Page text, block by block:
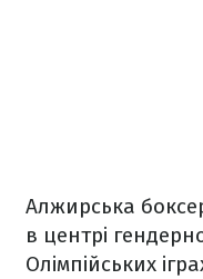
Алжирська
в центрі
Олімпійських